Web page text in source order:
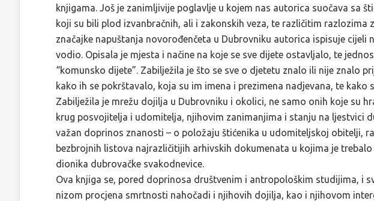
knjigama. Još je zanimljivije poglavlje u kojem nas autorica suočava sa
koji su bili plod izvanbračnih, ali i zakonskih veza, te različitim
značajke napuštanja novorođenčeta u Dubrovniku autorica ispisuje
vodio. Opisala je mjesta i načine na koje se sve dijete ostavljalo, te
“komunsko dijete”. Zabilježila je što se sve o djetetu znalo ili nije znalo
kako ih se pokrštavalo, koja su im imena i prezimena nadjevana, te
Zabilježila je mrežu dojilja u Dubrovniku i okolici, ne samo onih koje su
krug posvojitelja i udomitelja, njihovim zanimanjima i stanju na ljestvici
važan doprinos znanosti – o položaju štićenika u udomiteljskoj obitelji,
bezbrojnih listova najrazličitijih arhivskih dokumenata u kojima je
dionika dubrovačke svakodnevice.
Ova knjiga se, pored doprinosa društvenim i antropološkim studijima, i
nizom procjena smrtnosti nahočadi i njihovih dojilja, kao i njihovom